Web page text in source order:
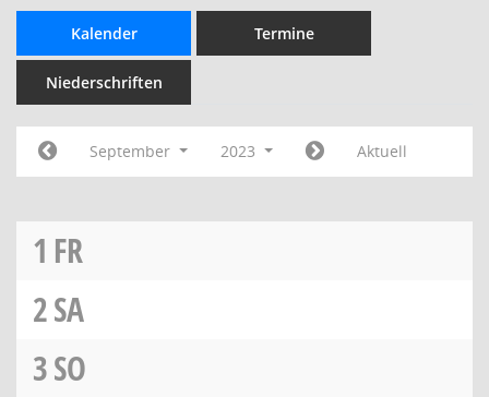
Kalender Termine
Niederschriften
September 2023 Aktuell
1 FR
2SA
3SO